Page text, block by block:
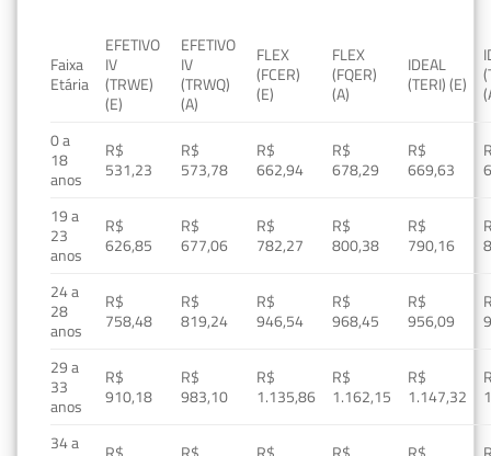
Faixa
Etária
EFETIVO
IV
(TRWE)
(E)
EFETIVO
IV
(TRWQ)
(A)
FLEX
(FCER)
(E)
FLEX
(FQER)
(A)
IDEAL
(TERI) (E)
0 a
18
anos
R$
531,23
R$
573,78
R$
662,94
R$
678,29
R$
669,63
19 a
23
anos
R$
626,85
R$
677,06
R$
782,27
R$
800,38
R$
790,16
24 a
28
anos
R$
758,48
R$
819,24
R$
946,54
R$
968,45
R$
956,09
29 a
33
anos
R$
910,18
R$
983,10
R$
1.135,86
R$
1.162,15
R$
1.147,32
34 a